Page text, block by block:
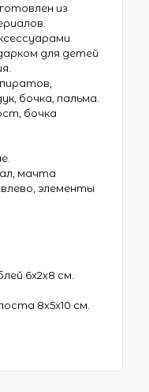
из
для детей
бочка, пальма.
бочка
мачта
элементы
6х2х8 см.
8х5х10 см.